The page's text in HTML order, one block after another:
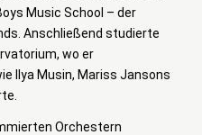
Music School – der
Anschließend studierte
wo er
Ilya Musin, Mariss Jansons
Orchestern